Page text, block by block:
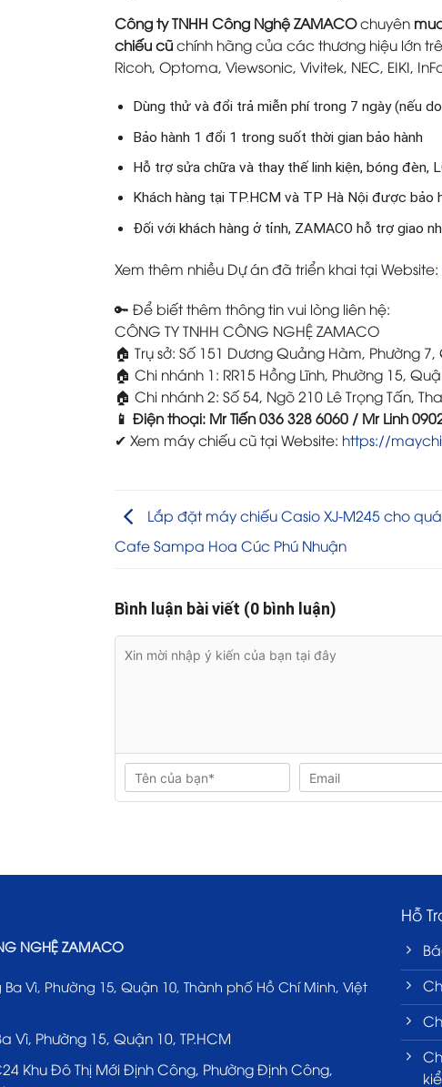
Công ty TNHH Công Nghệ ZAMACOchuyên
chiếu cũchính hãng của các thương hiệu lớn
Ricoh, Optoma, Viewsonic, Vivitek, NEC, EIKI,
Dùng thử và đổi trả miễn phí trong 7 ngày (nếu
Bảo hành 1 đổi 1 trong suốt thời gian bảo hành
Hỗ trợ sửa chữa và thay thế linh kiện, bóng đèn,
Khách hàng tại TP.HCM và TP Hà Nội được bảo
Đối với khách hàng ở tỉnh, ZAMACO hỗ trợ giao
Xem thêm nhiều Dự án đã triển khai tại Website:
🔑 Để biết thêm thông tin vui lòng liên hệ:
CÔNG TY TNHH CÔNG NGHỆ ZAMACO
🏠 Trụ sở: Số 151 Dương Quảng Hàm, Phường
🏠 Chi nhánh 1: RR15 Hồng Lĩnh, Phường 15,
🏠 Chi nhánh 2: Số 54, Ngõ 210 Lê Trọng Tấn,
📱 Điện thoại: Mr Tiến 036 328 6060 / Mr Linh
✔ Xem máy chiếu cũ tại Website: https://
Lắp đặt máy chiếu Casio XJ-M245 cho
Cafe Sampa Hoa Cúc Phú Nhuận
Bình luận bài viết (0 bình luận)
NGHỆ ZAMACO
Ba Vì, Phường 15, Quận 10, Thành phố Hồ Chí Minh, Việt
Vì, Phường 15, Quận 10, TP.HCM
Khu Đô Thị Mới Định Công, Phường Định Công,
Hỗ